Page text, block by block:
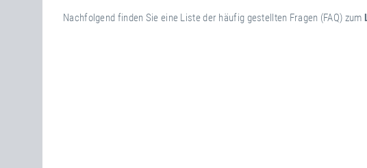
Nachfolgend finden Sie eine Liste der häufig gestellten Fragen (FAQ) zum